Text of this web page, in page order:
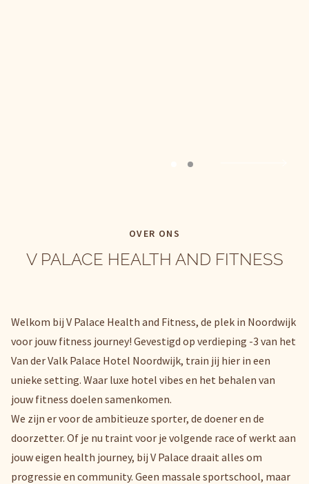
OVER ONS
V PALACE HEALTH AND FITNESS
Welkom bij V Palace Health and Fitness, de plek in Noordwijk
voor jouw fitness journey! Gevestigd op verdieping -3 van het
Van der Valk Palace Hotel Noordwijk, train jij hier in een
unieke setting. Waar luxe hotel vibes en het behalen van
jouw fitness doelen samenkomen.
We zijn er voor de ambitieuze sporter, de doener en de
doorzetter. Of je nu traint voor je volgende race of werkt aan
jouw eigen health journey, bij V Palace draait alles om
progressie en community. Geen massale sportschool, maar